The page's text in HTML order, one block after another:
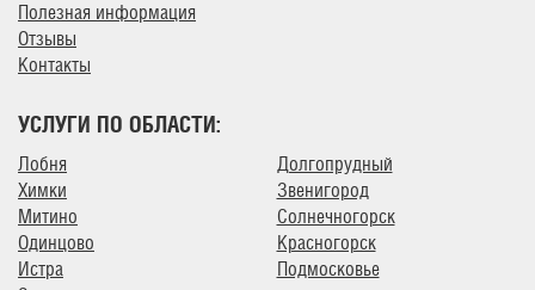
Полезная информация
Отзывы
Контакты
УСЛУГИ ПО ОБЛАСТИ:
Лобня
Химки
Митино
Одинцово
Истра
Долгопрудный
Звенигород
Солнечногорск
Красногорск
Подмосковье